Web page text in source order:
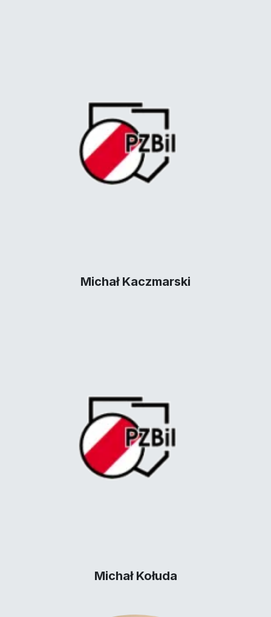
Michał Kaczmarski
Michał Kołuda